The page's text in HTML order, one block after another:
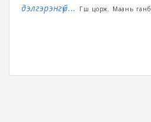
дэлгэрэнгүй...
Гүүш цорж. Маань